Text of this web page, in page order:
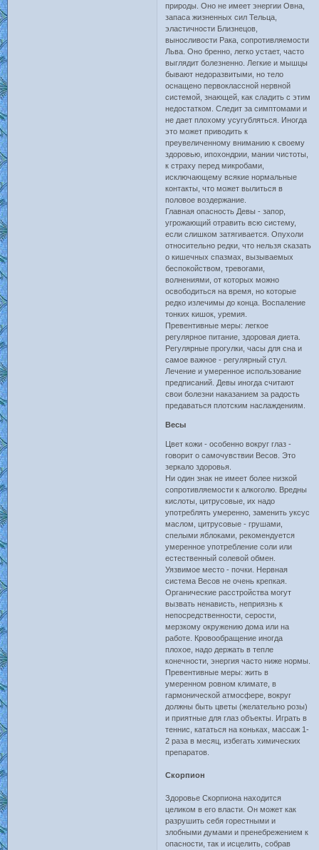
природы. Оно не имеет энергии Овна,
запаса жизненных сил Тельца,
эластичности Близнецов,
выносливости Рака, сопротивляемости
Льва. Оно бренно, легко устает, часто
выглядит болезненно. Легкие и мышцы
бывают недоразвитыми, но тело
оснащено первоклассной нервной
системой, знающей, как сладить с этим
недостатком. Следит за симптомами и
не дает плохому усугубляться. Иногда
это может приводить к
преувеличенному вниманию к своему
здоровью, ипохондрии, мании чистоты,
к страху перед микробами,
исключающему всякие нормальные
контакты, что может вылиться в
половое воздержание.
Главная опасность Девы - запор,
угрожающий отравить всю систему,
если слишком затягивается. Опухоли
относительно редки, что нельзя сказать
о кишечных спазмах, вызываемых
беспокойством, тревогами,
волнениями, от которых можно
освободиться на время, но которые
редко излечимы до конца. Воспаление
тонких кишок, уремия.
Превентивные меры: легкое
регулярное питание, здоровая диета.
Регулярные прогулки, часы для сна и
самое важное - регулярный стул.
Лечение и умеренное использование
предписаний. Девы иногда считают
свои болезни наказанием за радость
предаваться плотским наслаждениям.
Весы
Цвет кожи - особенно вокруг глаз -
говорит о самочувствии Весов. Это
зеркало здоровья.
Ни один знак не имеет более низкой
сопротивляемости к алкоголю. Вредны
кислоты, цитрусовые, их надо
употреблять умеренно, заменить уксус
маслом, цитрусовые - грушами,
спелыми яблоками, рекомендуется
умеренное употребление соли или
естественный солевой обмен.
Уязвимое место - почки. Нервная
система Весов не очень крепкая.
Органические расстройства могут
вызвать ненависть, неприязнь к
непосредственности, серости,
мерзкому окружению дома или на
работе. Кровообращение иногда
плохое, надо держать в тепле
конечности, энергия часто ниже нормы.
Превентивные меры: жить в
умеренном ровном климате, в
гармонической атмосфере, вокруг
должны быть цветы (желательно розы)
и приятные для глаз объекты. Играть в
теннис, кататься на коньках, массаж 1-
2 раза в месяц, избегать химических
препаратов.
Скорпион
Здоровье Скорпиона находится
целиком в его власти. Он может как
разрушить себя горестными и
злобными думами и пренебрежением к
опасности, так и исцелить, собрав